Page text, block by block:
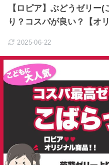
【ロピア】ぶどうゼリー
り？コスパが良い？【オ
2025-06-22